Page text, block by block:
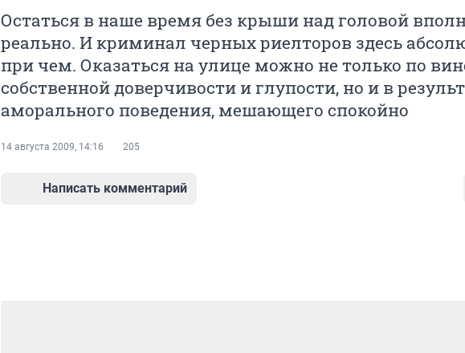
Остаться в наше время без крыши над головой
реально. И криминал черных риелторов здесь
при чем. Оказаться на улице можно не только по
собственной доверчивости и глупости, но и в
аморального поведения, мешающего спокойно
14 августа 2009, 14:16 205
Написать комментарий